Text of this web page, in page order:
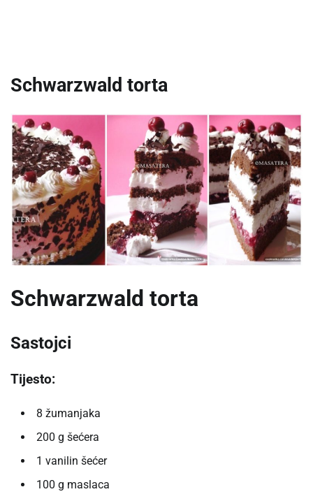
Schwarzwald torta
Schwarzwald torta
Sastojci
Tijesto:
8 žumanjaka
200 g šećera
1 vanilin šećer
100 g maslaca